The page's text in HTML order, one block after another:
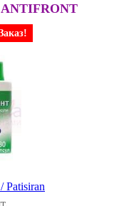
Patisiran